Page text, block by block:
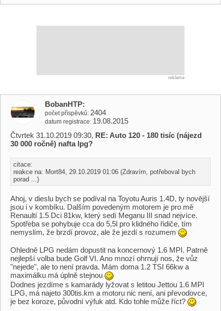
reklama
BobanHTP
počet příspěvků 2404
datum registrace 19.08.2015
Čtvrtek 31.10.2019 09:30, RE: Auto 120 - 180 tisíc (nájezd
30 000 ročně) nafta lpg?
citace:
reakce na: Mort84, 29.10.2019 01:06 (Zdravím, potřeboval bych
porad ...)
Ahoj, v dieslu bych se podíval na Toyotu Auris 1.4D, ty novější
jsou i v kombíku. Dalším povedeným motorem je pro mě
Renaultí 1.5 Dci 81kw, který sedí Meganu III snad nejvíce.
Spotřeba se pohybuje cca do 5,5l pro klidného řidiče, tím
nemyslím, že brzdí provoz, ale že jezdí s rozumem
Ohledně LPG nedám dopustit na koncernový 1.6 MPI. Patrně
nejlepší volba bude Golf VI. Ano mnozí ohrnují nos, že vůz
"nejede", ale to není pravda. Mám doma 1.2 TSI 66kw a
maximálku má úplně stejnou
Dodnes jezdíme s kamarády lyžovat s letitou Jettou 1.6 MPI
LPG, má najeto 300tis.km a motoru nic není, ani převodovce,
je bez koroze, původní výfuk atd. Kdo tohle může říct?